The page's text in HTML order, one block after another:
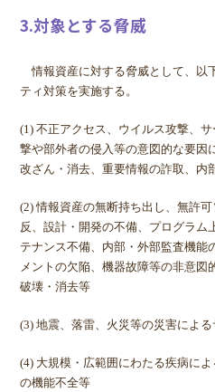
3.対象とする脅威
情報資産に対する脅威として、以
ティ対策を実施する。
(1) 不正アクセス、ウイルス攻撃、
撃や部外者の侵入等の意図的な要因
改ざん・消去、重要情報の詐取、内
(2) 情報資産の無断持ち出し、無許
反、設計・開発の不備、プログラム
テナンス不備、内部・外部監査機能
メントの欠陥、機器故障等の非意図
破壊・消去等
(3) 地震、落雷、火災等の災害によ
(4) 大規模・広範囲にわたる疾病に
の機能不全等